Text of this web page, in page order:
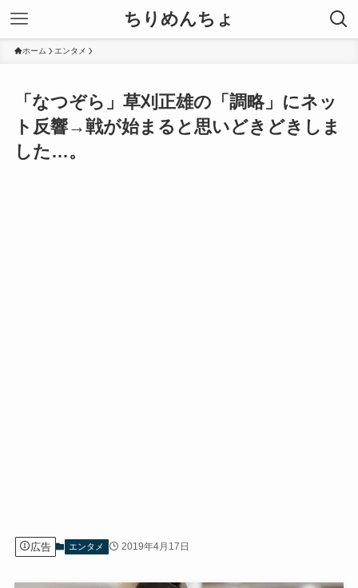
ちりめんちょ
ホーム エンタメ
「なつぞら」草刈正雄の「調略」にネッ
ト反響→戦が始まると思いどきどきしま
した…。
広告 エンタメ 2019年4月17日